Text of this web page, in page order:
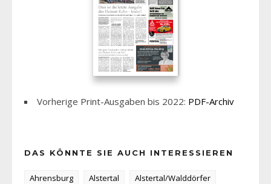
Vorherige Print-Ausgaben bis 2022: PDF-Archiv
DAS KÖNNTE SIE AUCH INTERESSIEREN
Ahrensburg Alstertal
Alstertal/Walddörfer